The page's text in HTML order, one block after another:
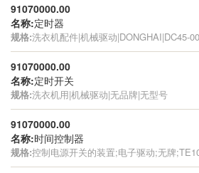
91070000.00
名称:定时器
规格:洗衣机配件|机械驱动|DONGHAI|DC45-
91070000.00
名称:定时开关
规格:洗衣机用|机械驱动|无品牌|无型号
91070000.00
名称:时间控制器
规格:控制电源开关的装置;电子驱动;无牌